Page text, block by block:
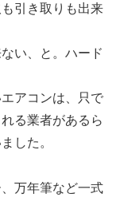
引き取りも出来
い、と。ハード
アコンは、只で
る業者があるら
した。
万年筆など一式